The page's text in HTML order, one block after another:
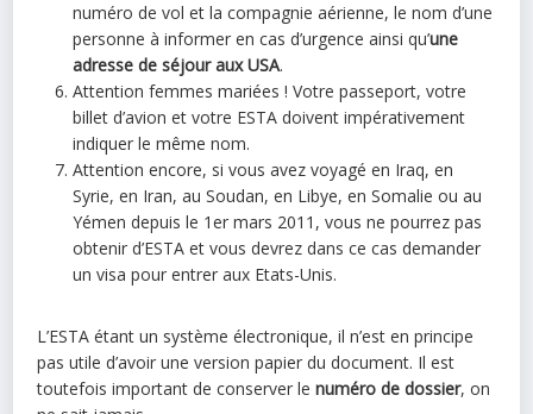
numéro de vol et la compagnie aérienne, le nom d’une
personne à informer en cas d’urgence ainsi qu’une
adresse de séjour aux USA.
Attention femmes mariées ! Votre passeport, votre
billet d’avion et votre ESTA doivent impérativement
indiquer le même nom.
Attention encore, si vous avez voyagé en Iraq, en
Syrie, en Iran, au Soudan, en Libye, en Somalie ou au
Yémen depuis le 1er mars 2011, vous ne pourrez pas
obtenir d’ESTA et vous devrez dans ce cas demander
un visa pour entrer aux Etats-Unis.
L’ESTA étant un système électronique, il n’est en principe
pas utile d’avoir une version papier du document. Il est
toutefois important de conserver lenuméro de dossier, on